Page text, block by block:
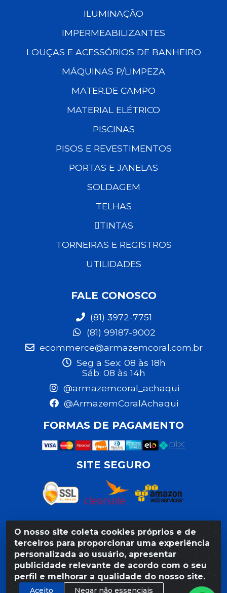
O nosso site coleta cookies próprios e de
terceiros para proporcionar uma experiência
personalizada ao usuário, apresentar
publicidade relevante de acordo com o seu
perfil e melhorar a qualidade do nosso site.
Aceito Negar não essenciais
ILUMINAÇÃO
IMPERMEABILIZANTES
LOUÇAS E ACESSÓRIOS DE BANHEIRO
MÁQUINAS P/LIMPEZA
MATER.DE CAMPO
MATERIAL ELÉTRICO
PISCINAS
PISOS E REVESTIMENTOS
PORTAS E JANELAS
SOLDAGEM
TELHAS
TINTAS
TORNEIRAS E REGISTROS
UTILIDADES
FALE CONOSCO
(81) 3972-7751
(81) 99187-9002
ecommerce@armazemcoral.com.br
Seg a Sex: 08 às 18h
Sáb: 08 às 14h
@armazemcoral_achaqui
@ArmazemCoralAchaqui
FORMAS DE PAGAMENTO
SITE SEGURO
Razão Social: Armazém Coral LTDA - Rua da Praia,
103 - São José - Recife/PE - CEP 50020-550 -
CNPJ 11.623.188/0027-80